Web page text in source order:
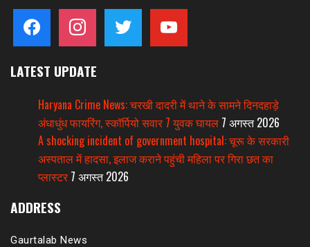
facebook instagram twitter
LATEST UPDATE
Haryana Crime News: चरखी दादरी में थाने के सामने दिनदहाड़े
अंधाधुंध फायरिंग, स्कॉर्पियो सवार 7 युवक घायल 7 अगस्त 2026
A shocking incident of government hospital: चूरू के सरकारी
अस्पताल में हादसा, इलाज कराने पहुंची महिला पर गिरा छत का
प्लास्टर 7 अगस्त 2026
ADDRESS
Gaurtalab News